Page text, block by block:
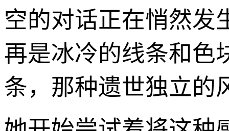
空的对话正在悄然发
再是冰冷的线条和色
条，那种遗世独立的